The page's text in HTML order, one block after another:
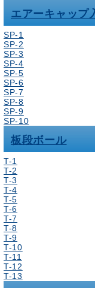
エアーキャップ
SP-1
SP-2
SP-3
SP-4
SP-5
SP-6
SP-7
SP-8
SP-9
SP-10
板段ボール
T-1
T-2
T-3
T-4
T-5
T-6
T-7
T-8
T-9
T-10
T-11
T-12
T-13